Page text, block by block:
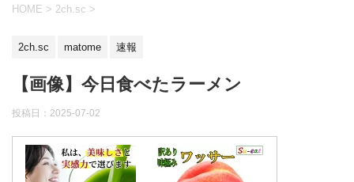
HOME > 2ch.sc >
2ch.sc matome 速報
【画像】今日食べたラーメン
投稿日： 2025-07-02